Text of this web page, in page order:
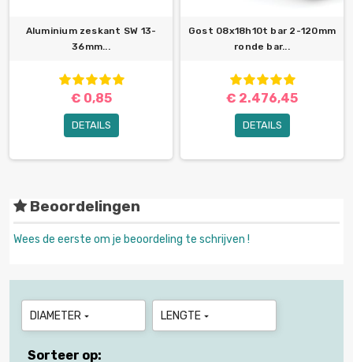
Aluminium zeskant SW 13-
36mm...
€ 0,85
DETAILS
Gost 08x18h10t bar 2-120mm
ronde bar...
€ 2.476,45
DETAILS
Beoordelingen
Wees de eerste om je beoordeling te schrijven !
DIAMETER  LENGTE 
Sorteer op: